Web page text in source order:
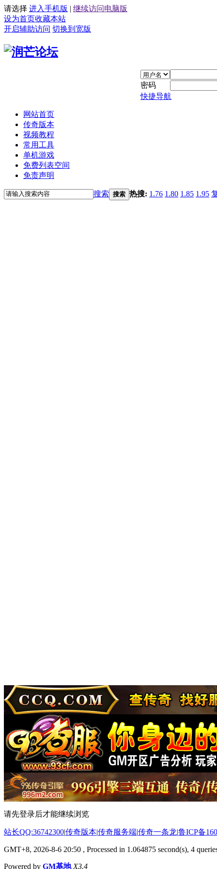
请选择 进入手机版 | 继续访问电脑版
设为首页收藏本站
开启辅助访问 切换到宽版
密码
快捷导航
网站首页
传奇版本
视频教程
常用工具
单机游戏
免费列表空间
免责声明
搜索 搜索 热搜: 1.76 1.80 1.85 1.95
请先登录后才能继续浏览
站长QQ:36742300|传奇版本|传奇服务端|传奇一条龙|鲁ICP备
GMT+8, 2026-8-6 20:50 , Processed in 1.064875 second(s), 4
Powered by GM基地 X3.4